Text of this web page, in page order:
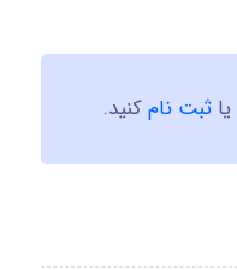
یا ثبت نامکنید.